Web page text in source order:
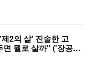
2의 삶' 진솔한 고
면 뭘로 살까" ('장공장